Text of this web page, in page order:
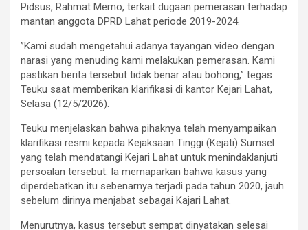
Pidsus, Rahmat Memo, terkait dugaan pemerasan terhadap
mantan anggota DPRD Lahat periode 2019-2024.
​”Kami sudah mengetahui adanya tayangan video dengan
narasi yang menuding kami melakukan pemerasan. Kami
pastikan berita tersebut tidak benar atau bohong,” tegas
Teuku saat memberikan klarifikasi di kantor Kejari Lahat,
Selasa (12/5/2026).
​Teuku menjelaskan bahwa pihaknya telah menyampaikan
klarifikasi resmi kepada Kejaksaan Tinggi (Kejati) Sumsel
yang telah mendatangi Kejari Lahat untuk menindaklanjuti
persoalan tersebut. Ia memaparkan bahwa kasus yang
diperdebatkan itu sebenarnya terjadi pada tahun 2020, jauh
sebelum dirinya menjabat sebagai Kajari Lahat.
​Menurutnya, kasus tersebut sempat dinyatakan selesai